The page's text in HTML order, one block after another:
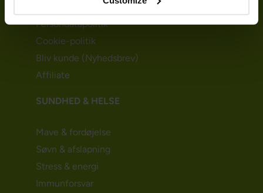
Handelsbetingelser
Persondatapolitik
Cookie-politik
Bliv kunde (Nyhedsbrev)
Affiliate
SUNDHED & HELSE
Mave & fordøjelse
Søvn & afslapning
Stress & energi
Immunforsvar